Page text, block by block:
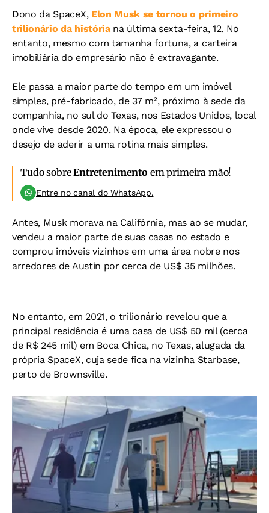
Dono da SpaceX, Elon Musk se tornou o primeiro
trilionário da históriana última sexta-feira, 12. No
entanto, mesmo com tamanha fortuna, a carteira
imobiliária do empresário não é extravagante.
Ele passa a maior parte do tempo em um imóvel
simples, pré-fabricado, de 37 m², próximo à sede da
companhia, no sul do Texas, nos Estados Unidos, local
onde vive desde 2020. Na época, ele expressou o
desejo de aderir a uma rotina mais simples.
Tudo sobreEntretenimento em primeira mão!
Entre no canal do WhatsApp.
Antes, Musk morava na Califórnia, mas ao se mudar,
vendeu a maior parte de suas casas no estado e
comprou imóveis vizinhos em uma área nobre nos
arredores de Austin por cerca de US$ 35 milhões.
No entanto, em 2021, o trilionário revelou que a
principal residência é uma casa de US$ 50 mil (cerca
de R$ 245 mil) em Boca Chica, no Texas, alugada da
própria SpaceX, cuja sede fica na vizinha Starbase,
perto de Brownsville.